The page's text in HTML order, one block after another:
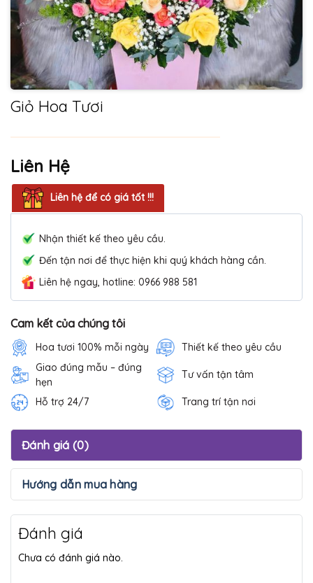
Giỏ Hoa Tươi
Liên Hệ
Liên hệ để có giá tốt !!!
Nhận thiết kế theo yêu cầu.
Đến tận nơi để thực hiện khi quý khách hàng cần.
Liên hệ ngay, hotline: 0966 988 581
Cam kết của chúng tôi
Hoa tươi 100% mỗi ngày
Thiết kế theo yêu cầu
Giao đúng mẫu – đúng
hẹn
Tư vấn tận tâm
Hỗ trợ 24/7 Trang trí tận nơi
Đánh giá (0)
Hướng dẫn mua hàng
Đánh giá
Chưa có đánh giá nào.